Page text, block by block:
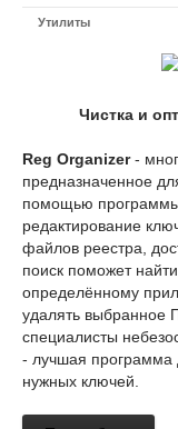
Утилиты
Чистка и
Reg Organizer-
предназначенное
помощью программы
редактирование
файлов реестра,
поиск поможет
определённому
удалять выбранное
специалисты
- лучшая программа
нужных ключей.